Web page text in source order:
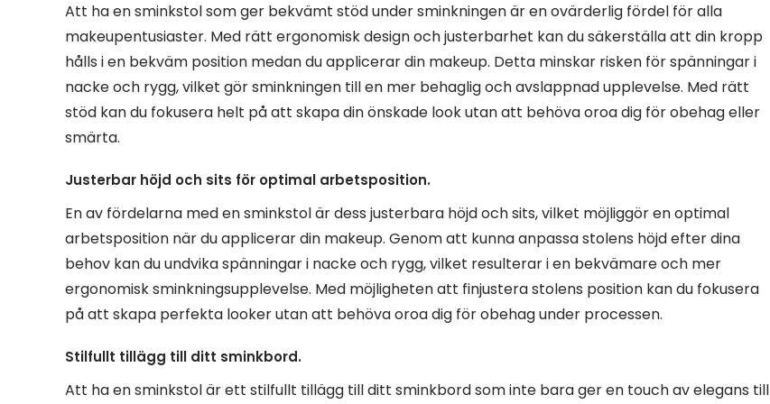
Att ha en sminkstol som ger bekvämt stöd under sminkningen är en ovärderlig fördel för alla
makeupentusiaster. Med rätt ergonomisk design och justerbarhet kan du säkerställa att din kropp
hålls i en bekväm position medan du applicerar din makeup. Detta minskar risken för spänningar i
nacke och rygg, vilket gör sminkningen till en mer behaglig och avslappnad upplevelse. Med rätt
stöd kan du fokusera helt på att skapa din önskade look utan att behöva oroa dig för obehag eller
smärta.
Justerbar höjd och sits för optimal arbetsposition.
En av fördelarna med en sminkstol är dess justerbara höjd och sits, vilket möjliggör en optimal
arbetsposition när du applicerar din makeup. Genom att kunna anpassa stolens höjd efter dina
behov kan du undvika spänningar i nacke och rygg, vilket resulterar i en bekvämare och mer
ergonomisk sminkningsupplevelse. Med möjligheten att finjustera stolens position kan du fokusera
på att skapa perfekta looker utan att behöva oroa dig för obehag under processen.
Stilfullt tillägg till ditt sminkbord.
Att ha en sminkstol är ett stilfullt tillägg till ditt sminkbord som inte bara ger en touch av elegans till